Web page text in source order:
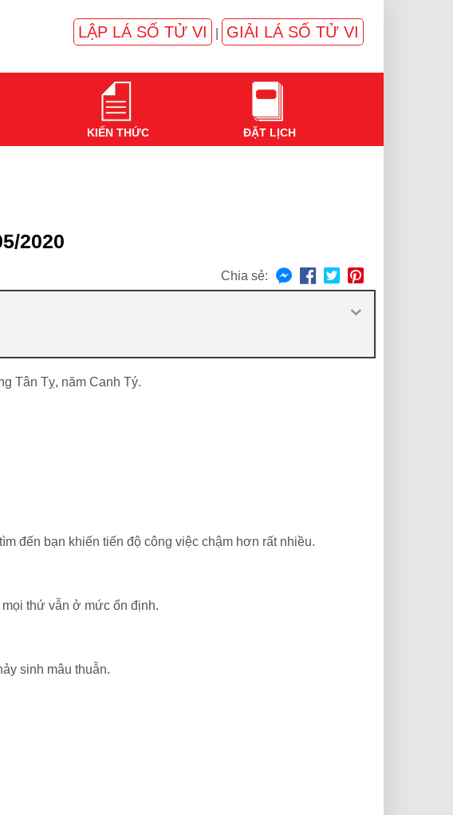
LẬP LÁ SỐ TỬ VI GIẢI LÁ SỐ TỬ VI
KIẾN THỨC ĐẶT LỊCH
2020
Chia sẻ:
Tân Tỵ, năm Canh Tý.
đến bạn khiến tiến độ công việc chậm hơn rất nhiều.
thứ vẫn ở mức ổn định.
sinh mâu thuẫn.